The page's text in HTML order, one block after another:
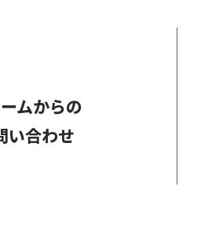
ムからの
い合わせ